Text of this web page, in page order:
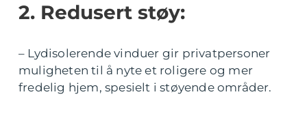
2. Redusert støy:
– Lydisolerende vinduer gir privatpersoner
muligheten til å nyte et roligere og mer
fredelig hjem, spesielt i støyende områder.